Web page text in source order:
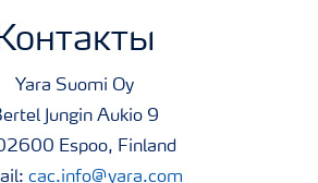
Yara Suomi Oy
Jungin Aukio 9
Espoo, Finland
cac.info@yara.com